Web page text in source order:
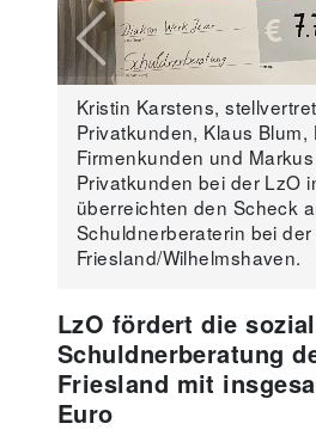
Kristin Karstens,
Privatkunden, Klaus Blum,
Firmenkunden und
Privatkunden bei der LzO
überreichten den Scheck
Schuldnerberaterin bei
Friesland/Wilhelmshaven.
Previous
LzO fördert die
Schuldnerberatung
Friesland mit
Euro